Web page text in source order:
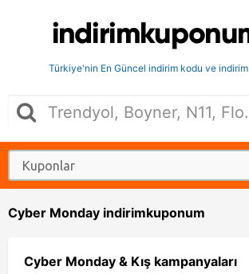
Türkiye'nin En Güncel indirim kodu ve
Cyber Monday indirimkuponum
Cyber Monday & Kış kampanyaları